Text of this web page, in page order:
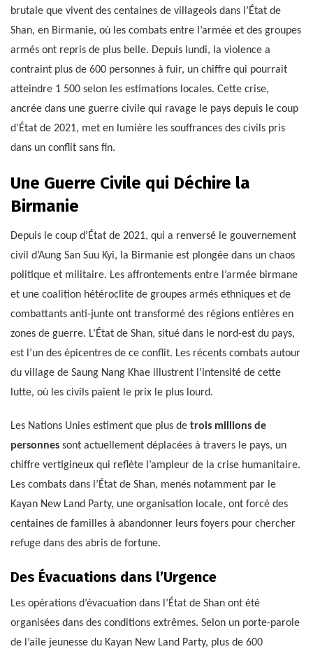
brutale que vivent des centaines de villageois dans l’État de
Shan, en Birmanie, où les combats entre l’armée et des groupes
armés ont repris de plus belle. Depuis lundi, la violence a
contraint plus de 600 personnes à fuir, un chiffre qui pourrait
atteindre 1 500 selon les estimations locales. Cette crise,
ancrée dans une guerre civile qui ravage le pays depuis le coup
d’État de 2021, met en lumière les souffrances des civils pris
dans un conflit sans fin.
Une Guerre Civile qui Déchire la
Birmanie
Depuis le coup d’État de 2021, qui a renversé le gouvernement
civil d’Aung San Suu Kyi, la Birmanie est plongée dans un chaos
politique et militaire. Les affrontements entre l’armée birmane
et une coalition hétéroclite de groupes armés ethniques et de
combattants anti-junte ont transformé des régions entières en
zones de guerre. L’État de Shan, situé dans le nord-est du pays,
est l’un des épicentres de ce conflit. Les récents combats autour
du village de Saung Nang Khae illustrent l’intensité de cette
lutte, où les civils paient le prix le plus lourd.
Les Nations Unies estiment que plus de trois millions de
personnes sont actuellement déplacées à travers le pays, un
chiffre vertigineux qui reflète l’ampleur de la crise humanitaire.
Les combats dans l’État de Shan, menés notamment par le
Kayan New Land Party, une organisation locale, ont forcé des
centaines de familles à abandonner leurs foyers pour chercher
refuge dans des abris de fortune.
Des Évacuations dans l’Urgence
Les opérations d’évacuation dans l’État de Shan ont été
organisées dans des conditions extrêmes. Selon un porte-parole
de l’aile jeunesse du Kayan New Land Party, plus de 600